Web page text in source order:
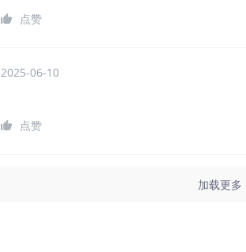
点赞
2025-06-10
点赞
加载更多